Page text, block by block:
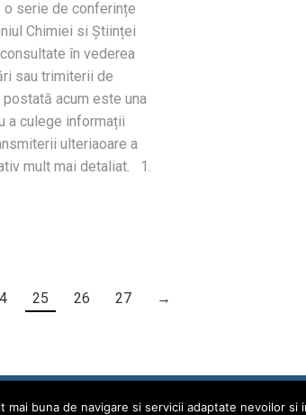
o serie de conferințe
Chimiei si Științei
în vederea
sau trimiterii de
acum este una
a culege informații
ulteriaoare a
mult mai detaliat. 1.
25 26 27 →
Protecția
buna de navigare si servicii adaptate nevoilor si